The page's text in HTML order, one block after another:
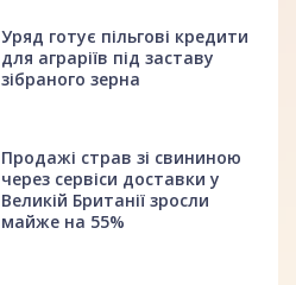
Уряд готує пільгові кредити
для аграріїв під заставу
зібраного зерна
Продажі страв зі свининою
через сервіси доставки у
Великій Британії зросли
майже на 55%